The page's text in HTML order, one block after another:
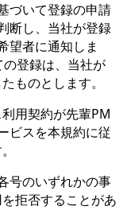
づいて登録の申請
断し、当社が登録
望者に通知しま
登録は、当社が
ものとします。
用契約が先輩PM
ビスを本規約に従
号のいずれかの事
拒否することがあ